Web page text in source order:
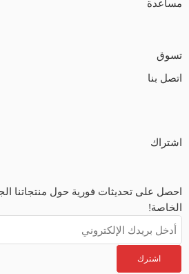
مساعدة
تسوق
اتصل بنا
اشتراك
احصل على تحديثات فورية حول منتجاتنا
الخاصة!